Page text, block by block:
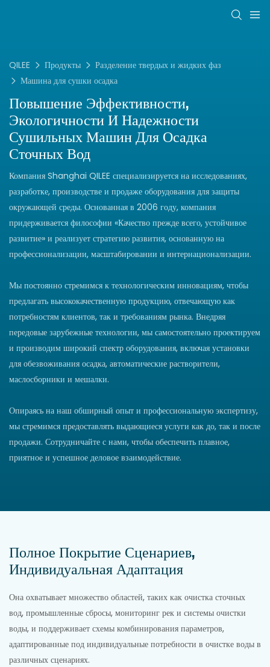
QILEE Продукты
Разделение твердых и жидких фаз
Машина для сушки осадка
Повышение Эффективности,
Экологичности И Надежности
Сушильных Машин Для Осадка
Сточных Вод
Компания Shanghai QILEE специализируется на исследованиях,
разработке, производстве и продаже оборудования для защиты
окружающей среды. Основанная в 2006 году, компания
придерживается философии «Качество прежде всего, устойчивое
развитие» и реализует стратегию развития, основанную на
профессионализации, масштабировании и интернационализации.
Мы постоянно стремимся к технологическим инновациям, чтобы
предлагать высококачественную продукцию, отвечающую как
потребностям клиентов, так и требованиям рынка. Внедряя
передовые зарубежные технологии, мы самостоятельно проектируем
и производим широкий спектр оборудования, включая установки
для обезвоживания осадка, автоматические растворители,
маслосборники и мешалки.
Опираясь на наш обширный опыт и профессиональную экспертизу,
мы стремимся предоставлять выдающиеся услуги как до, так и после
продажи. Сотрудничайте с нами, чтобы обеспечить плавное,
приятное и успешное деловое взаимодействие.
Полное Покрытие Сценариев,
Индивидуальная Адаптация
Она охватывает множество областей, таких как очистка сточных
вод, промышленные сбросы, мониторинг рек и системы очистки
воды, и поддерживает схемы комбинирования параметров,
адаптированные под индивидуальные потребности в очистке воды в
различных сценариях.